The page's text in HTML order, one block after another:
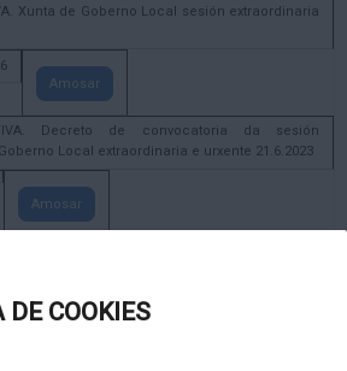
COOKIES
Xunta de Goberno Local sesión extraordinaria
Amosar
Decreto de convocatoria da sesión
Local extraordinaria e urxente 21.6.2023
Amosar
Amosar